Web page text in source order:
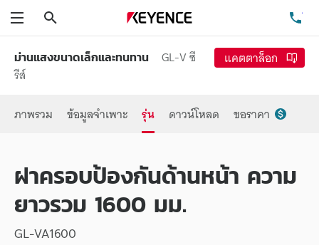
ม่านแสงขนาดเล็กและทนทาน
GL-V ซี
รีส์
แคตตาล็อก
ภาพรวม ข้อมูลจำเพาะ รุ่น ดาวน์โหลด ขอราคา
ฝาครอบป้องกันด้านหน้า ความ
ยาวรวม 1600 มม.
GL-VA1600